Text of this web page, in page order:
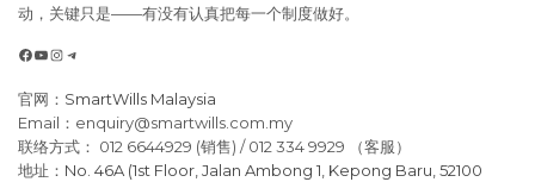
动，关键只是——有没有认真把每一个制度做好。
Facebook
YouTube
Instagram
Telegram
官网： SmartWills Malaysia
Email：enquiry@smartwills.com.my
联络方式： 012 6644929 (销售) / 012 334 9929 （客服）
地址： No. 46A (1st Floor, Jalan Ambong 1, Kepong Baru, 52100